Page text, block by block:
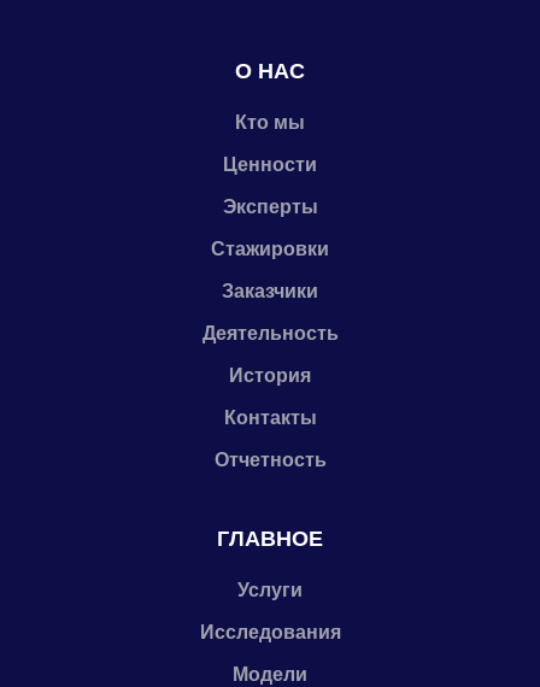
О НАС
Кто мы
Ценности
Эксперты
Стажировки
Заказчики
Деятельность
История
Контакты
Отчетность
ГЛАВНОЕ
Услуги
Исследования
Модели